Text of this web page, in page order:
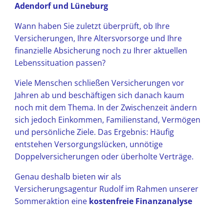
Adendorf und Lüneburg
Wann haben Sie zuletzt überprüft, ob Ihre
Versicherungen, Ihre Altersvorsorge und Ihre
finanzielle Absicherung noch zu Ihrer aktuellen
Lebenssituation passen?
Viele Menschen schließen Versicherungen vor
Jahren ab und beschäftigen sich danach kaum
noch mit dem Thema. In der Zwischenzeit ändern
sich jedoch Einkommen, Familienstand, Vermögen
und persönliche Ziele. Das Ergebnis: Häufig
entstehen Versorgungslücken, unnötige
Doppelversicherungen oder überholte Verträge.
Genau deshalb bieten wir als
Versicherungsagentur Rudolf im Rahmen unserer
Sommeraktion eine kostenfreie Finanzanalyse